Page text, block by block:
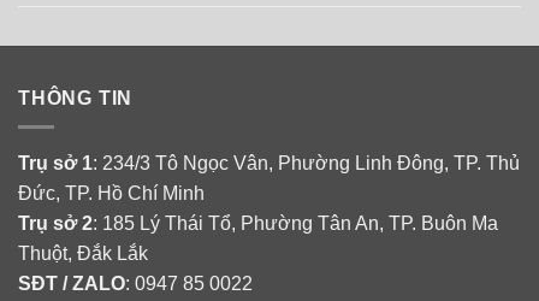
THÔNG TIN
Trụ sở 1: 234/3 Tô Ngọc Vân, Phường Linh Đông, TP. Thủ
Đức, TP. Hồ Chí Minh
Trụ sở 2: 185 Lý Thái Tổ, Phường Tân An, TP. Buôn Ma
Thuột, Đắk Lắk
SĐT / ZALO: 0947 85 0022